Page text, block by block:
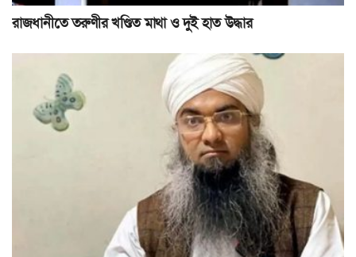
রাজধানীতে তরুণীর খণ্ডিত মাথা ও দুই হাত উদ্ধার